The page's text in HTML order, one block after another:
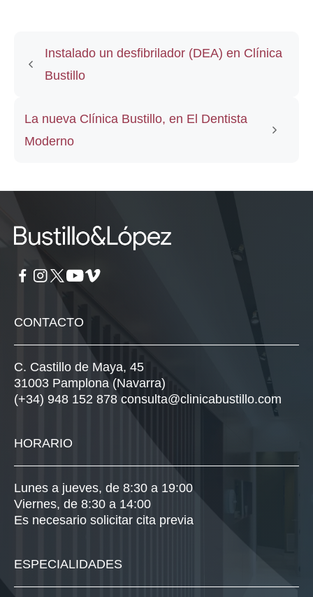
Instalado un desfibrilador (DEA) en Clínica
Bustillo
La nueva Clínica Bustillo, en El Dentista
Moderno
CONTACTO
C. Castillo de Maya, 45
31003 Pamplona (Navarra)
(+34) 948 152 878 consulta@clinicabustillo.com
HORARIO
Lunes a jueves, de 8:30 a 19:00
Viernes, de 8:30 a 14:00
Es necesario solicitar cita previa
ESPECIALIDADES